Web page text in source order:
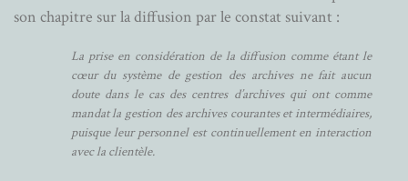
son chapitre sur la diffusion par le constat suivant :
La prise en considération de la diffusion comme étant le
cœur du système de gestion des archives ne fait aucun
doute dans le cas des centres d’archives qui ont comme
mandat la gestion des archives courantes et intermédiaires,
puisque leur personnel est continuellement en interaction
avec la clientèle.